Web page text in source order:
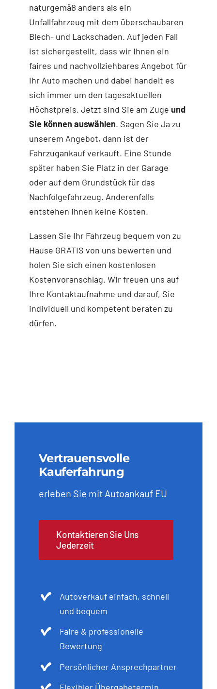
naturgemäß anders als ein
Unfallfahrzeug mit dem überschaubaren
Blech- und Lackschaden. Auf jeden Fall
ist sichergestellt, dass wir Ihnen ein
faires und nachvollziehbares Angebot für
ihr Auto machen und dabei handelt es
sich immer um den tagesaktuellen
Höchstpreis. Jetzt sind Sie am Zuge und
Sie können auswählen. Sagen Sie Ja zu
unserem Angebot, dann ist der
Fahrzugankauf verkauft. Eine Stunde
später haben Sie Platz in der Garage
oder auf dem Grundstück für das
Nachfolgefahrzeug. Anderenfalls
entstehen Ihnen keine Kosten.
Lassen Sie Ihr Fahrzeug bequem von zu
Hause GRATIS von uns bewerten und
holen Sie sich einen kostenlosen
Kostenvoranschlag. Wir freuen uns auf
Ihre Kontaktaufnahme und darauf, Sie
individuell und kompetent beraten zu
dürfen.
Vertrauensvolle
Kauferfahrung
erleben Sie mit Autoankauf EU
Kontaktieren Sie Uns
Jederzeit
Autoverkauf einfach, schnell
und bequem
Faire & professionelle
Bewertung
Persönlicher Ansprechpartner